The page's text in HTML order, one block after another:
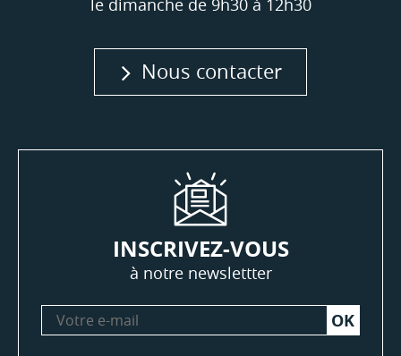
le dimanche de 9h30 à 12h30
Nous contacter
INSCRIVEZ-VOUS
à notre newslettter
Votre
e-